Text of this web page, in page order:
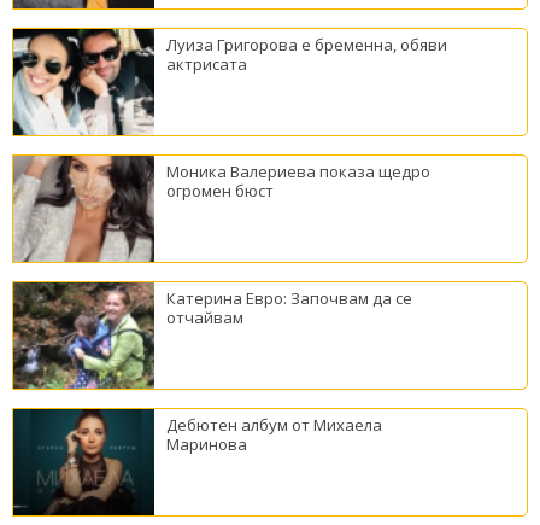
Луиза Григорова е бременна, обяви
актрисата
Моника Валериева показа щедро
огромен бюст
Катерина Евро: Започвам да се
отчайвам
Дебютен албум от Михаела
Маринова